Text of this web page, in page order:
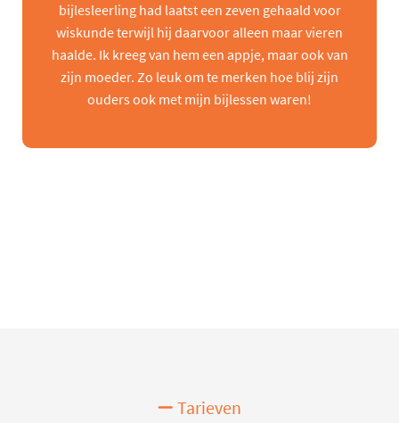
bijlesleerling had laatst een zeven gehaald voor
wiskunde terwijl hij daarvoor alleen maar vieren
haalde. Ik kreeg van hem een appje, maar ook van
zijn moeder. Zo leuk om te merken hoe blij zijn
ouders ook met mijn bijlessen waren!
Tarieven